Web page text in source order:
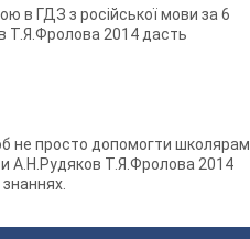
в ГДЗ з російської мови за 6
Т.Я.Фролова 2014 дасть
не просто допомогти школярам
А.Н.Рудяков Т.Я.Фролова 2014